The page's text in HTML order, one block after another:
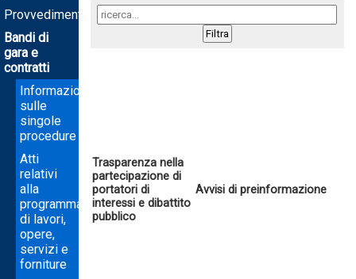
Provvedimenti
Bandi di
gara e
contratti
Informazioni
sulle
singole
procedure
Atti
relativi
alla
programmazione
di lavori,
opere,
servizi e
forniture
Trasparenza nella
partecipazione di
portatori di
interessi e dibattito
pubblico
Avvisi di preinformazione